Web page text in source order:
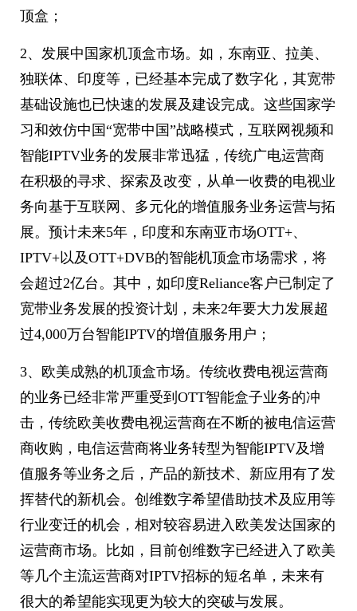
顶盒；
2、发展中国家机顶盒市场。如，东南亚、拉美、
独联体、印度等，已经基本完成了数字化，其宽带
基础设施也已快速的发展及建设完成。这些国家学
习和效仿中国“宽带中国”战略模式，互联网视频和
智能IPTV业务的发展非常迅猛，传统广电运营商
在积极的寻求、探索及改变，从单一收费的电视业
务向基于互联网、多元化的增值服务业务运营与拓
展。预计未来5年，印度和东南亚市场OTT+、
IPTV+以及OTT+DVB的智能机顶盒市场需求，将
会超过2亿台。其中，如印度Reliance客户已制定了
宽带业务发展的投资计划，未来2年要大力发展超
过4,000万台智能IPTV的增值服务用户；
3、欧美成熟的机顶盒市场。传统收费电视运营商
的业务已经非常严重受到OTT智能盒子业务的冲
击，传统欧美收费电视运营商在不断的被电信运营
商收购，电信运营商将业务转型为智能IPTV及增
值服务等业务之后，产品的新技术、新应用有了发
挥替代的新机会。创维数字希望借助技术及应用等
行业变迁的机会，相对较容易进入欧美发达国家的
运营商市场。比如，目前创维数字已经进入了欧美
等几个主流运营商对IPTV招标的短名单，未来有
很大的希望能实现更为较大的突破与发展。